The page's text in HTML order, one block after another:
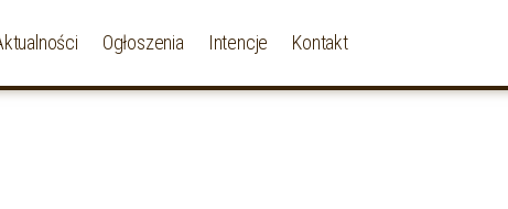
Ogłoszenia Intencje Kontakt